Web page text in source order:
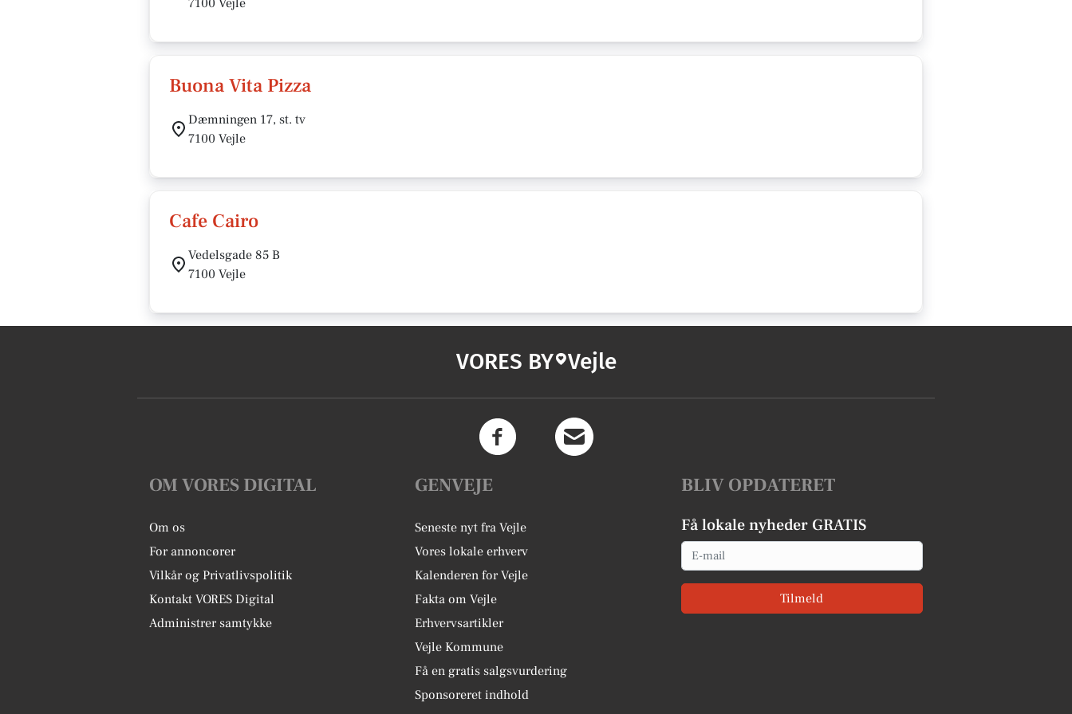
7100 Vejle
Buona Vita Pizza
Dæmningen 17, st. tv
7100 Vejle
Cafe Cairo
Vedelsgade 85 B
7100 Vejle
VORES BY Vejle
OM VORES DIGITAL
Om os
For annoncører
Vilkår og Privatlivspolitik
Kontakt VORES Digital
Administrer samtykke
GENVEJE
Seneste nyt fra Vejle
Vores lokale erhverv
Kalenderen for Vejle
Fakta om Vejle
Erhvervsartikler
Vejle Kommune
Få en gratis salgsvurdering
Sponsoreret indhold
BLIV OPDATERET
Få lokale nyheder GRATIS
Email
Tilmeld